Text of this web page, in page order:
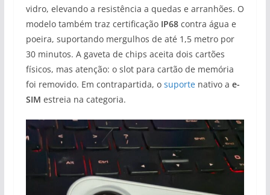
vidro, elevando a resistência a quedas e arranhões. O
modelo também traz certificação IP68contra água e
poeira, suportando mergulhos de até 1,5 metro por
30 minutos. A gaveta de chips aceita dois cartões
físicos, mas atenção: o slot para cartão de memória
foi removido. Em contrapartida, o suportenativo a e-
SIM estreia na categoria.